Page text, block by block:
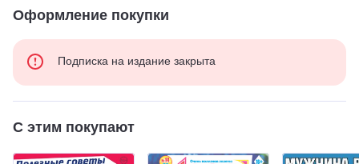
Оформление покупки
Подписка на издание закрыта
С этим покупают